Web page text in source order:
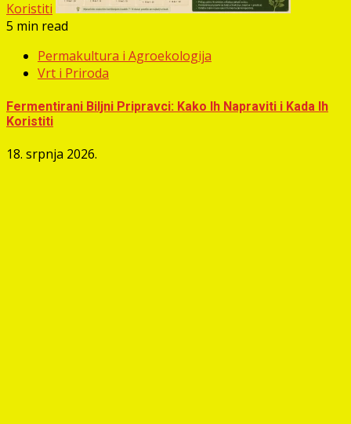
Koristiti
5 min read
Permakultura i Agroekologija
Vrt i Priroda
Fermentirani Biljni Pripravci: Kako Ih Napraviti i Kada Ih
Koristiti
18. srpnja 2026.